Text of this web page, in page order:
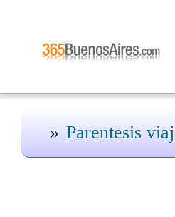
Parentesis